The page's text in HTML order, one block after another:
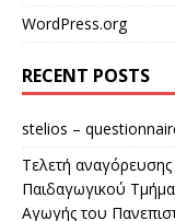
WordPress.org
RECENT POSTS
stelios –
Τελετή
Παιδαγωγικού
Αγωγής του